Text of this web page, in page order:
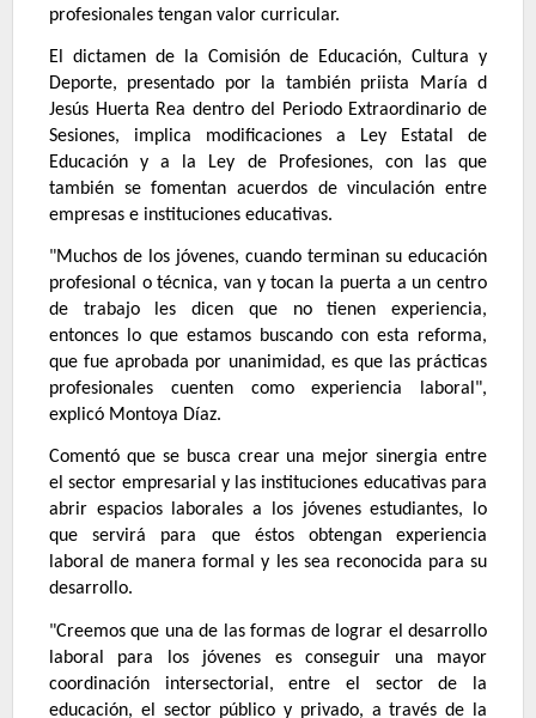
profesionales tengan valor curricular.
El dictamen de la Comisión de Educación, Cultura y
Deporte, presentado por la también priista María d
Jesús Huerta Rea dentro del Periodo Extraordinario de
Sesiones, implica modificaciones a Ley Estatal de
Educación y a la Ley de Profesiones, con las que
también se fomentan acuerdos de vinculación entre
empresas e instituciones educativas.
"Muchos de los jóvenes, cuando terminan su educación
profesional o técnica, van y tocan la puerta a un centro
de trabajo les dicen que no tienen experiencia,
entonces lo que estamos buscando con esta reforma,
que fue aprobada por unanimidad, es que las prácticas
profesionales cuenten como experiencia laboral",
explicó Montoya Díaz.
Comentó que se busca crear una mejor sinergia entre
el sector empresarial y las instituciones educativas para
abrir espacios laborales a los jóvenes estudiantes, lo
que servirá para que éstos obtengan experiencia
laboral de manera formal y les sea reconocida para su
desarrollo.
"Creemos que una de las formas de lograr el desarrollo
laboral para los jóvenes es conseguir una mayor
coordinación intersectorial, entre el sector de la
educación, el sector público y privado, a través de la